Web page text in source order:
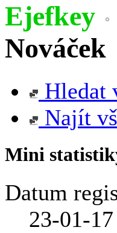
Ejefkey
Nováček
Hledat
Najít
Mini
Datum
23-01-17